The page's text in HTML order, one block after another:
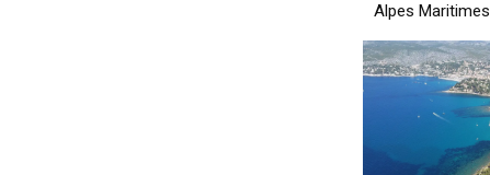
Alpes Maritimes